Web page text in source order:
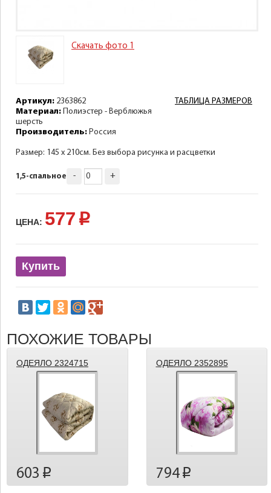
Скачать фото 1
ТАБЛИЦА РАЗМЕРОВ
Артикул: 2363862
Материал: Полиэстер - Верблюжья
шерсть
Производитель: Россия
Размер: 145 х 210см. Без выбора рисунка и расцветки
1,5-спальное - +
ЦЕНА: 577 p
Купить
ПОХОЖИЕ ТОВАРЫ
ОДЕЯЛО 2324715
603 p
ОДЕЯЛО 2352895
794p